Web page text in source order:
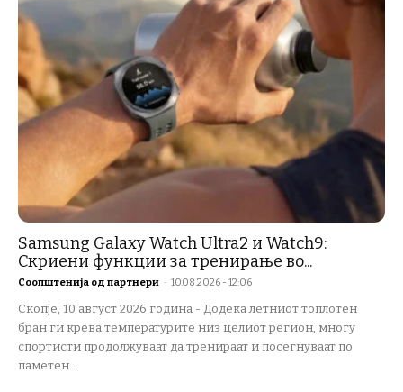
Samsung Galaxy Watch Ultra2 и Watch9:
Скриени функции за тренирање во...
Соопштенија од партнери - 10.08.2026 - 12:06
Скопје, 10 август 2026 година - Додека летниот топлотен
бран ги крева температурите низ целиот регион, многу
спортисти продолжуваат да тренираат и посегнуваат по
паметен...